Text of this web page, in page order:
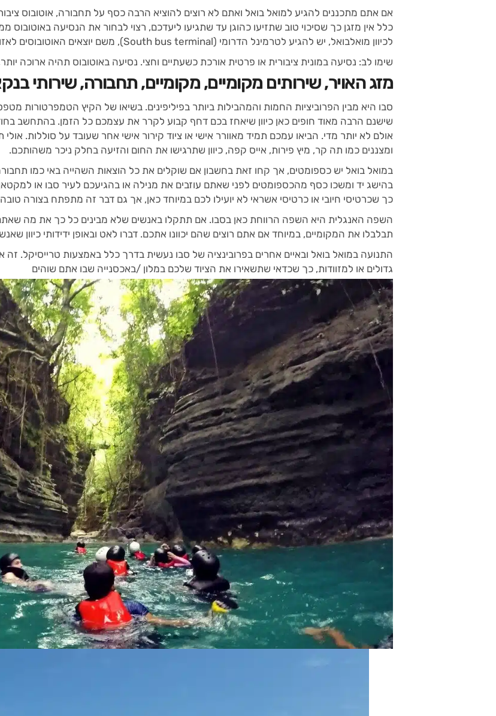
אם אתם מתכננים להגיע למואל בואל ואתם לא רוצים להוציא הרבה כסף על תחבורה, אוטובוס
כלל אין מזגן כך שסיכוי טוב שתזיעו כהוגן עד שתגיעו ליעדכם, רצוי לבחור את הנסיעה
לכיוון מואלבואל, יש להגיע לטרמינל הדרומי (South bus terminal), משם יוצאים האוטובוסים לאזורים שונים בדרום האי סבו.
שימו לב: נסיעה במונית ציבורית או פרטית אורכת כשעתיים וחצי. נסיעה באוטובוס תהיה ארוכה
מזג האויר, שירותים מקומיים, מקומיים, תחבורה, שירותי
שישנם הרבה מאוד חופים כאן כיוון שיאחז בכם דחף קבוע לקרר את עצמכם כל הזמן. בהתחשב
אולם לא יותר מדי. הביאו עמכם תמיד מאוורר אישי או ציוד קירור אישי אחר שעובד על סוללות.
ומצננים כמו תה קר, מיץ פירות, אייס קפה, כיוון שתרגישו את החום והזיעה בחלק ניכר משהותכם.
במואל בואל יש כספומטים, אך קחו זאת בחשבון אם שוקלים את כל הוצאות השהייה באי כמו
בהישג יד ומשכו כסף מהכספומטים לפני שאתם עוזבים את מנילה או בהגיעכם לעיר סבו או
כך שכרטיסי חיובי או כרטיסי אשראי לא יועילו לכם במיוחד כאן, אך גם דבר זה מתפתח בצורה
השפה האנגלית היא השפה הרווחת כאן בסבו. אם תתקלו באנשים שלא מבינים כל כך את מה
תבלבלו את המקומיים, במיוחד אם אתם רוצים שהם יכוונו אתכם. דברו לאט ובאופן ידידותי כיוון
התנועה במואל בואל ובאיים אחרים בפרובינציה של סבו נעשית בדרך כלל באמצעות טרייסיקל. זה
גדולים או למזוודות, כך שכדאי שתשאירו את הציוד שלכם במלון /באכסנייה שבו אתם שוהים